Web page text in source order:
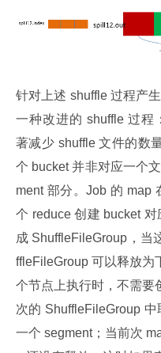
针对上述 shuffle 过程产
一种改进的 shuffle 过程
著减少 shuffle 文件的数
个 bucket 并非对应一个
ment 部分。Job 的 map
个 reduce 创建 bucket
成 ShuffleFileGroup，当
ffleFileGroup 可以释放为
个节点上执行时，不需要
次的 ShuffleFileGroup
一个 segment；当前次